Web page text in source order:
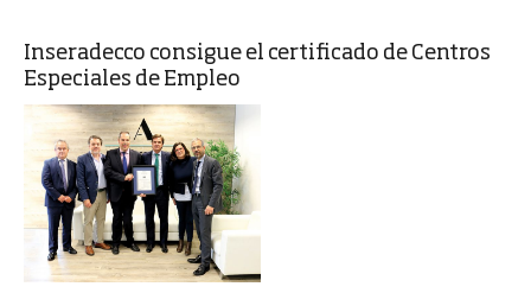
Inseradecco consigue el certificado de Centros
Especiales de Empleo